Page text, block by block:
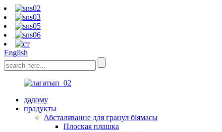
English
дадому
прадукты
Абсталяванне для гранул біямасы
Плоская плашка